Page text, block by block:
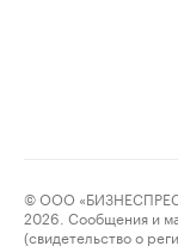
© ООО
2026. Сообщения и
(свидетельство о